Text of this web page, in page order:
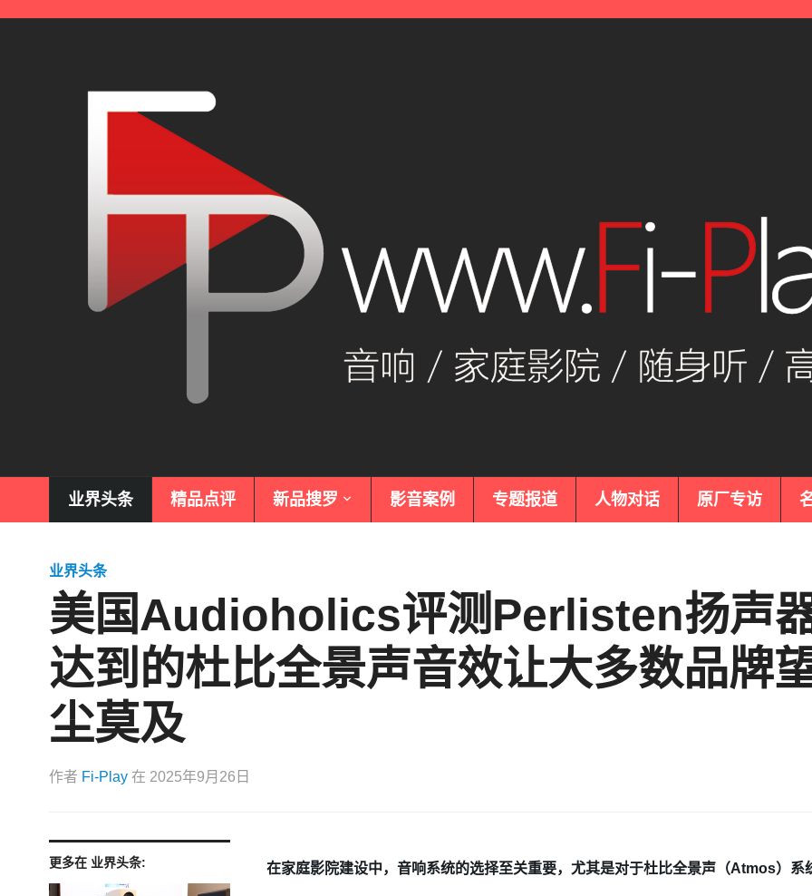
业界头条 精品点评 新品搜罗 影音案例 专题报道 人物对话 原厂专访
业界头条
美国Audioholics评测Perlisten扬声
达到的杜比全景声音效让大多数品牌
尘莫及
作者 Fi-Play 在 2025年9月26日
更多在 业界头条: 在家庭影院建设中，音响系统的选择至关重要，尤其是对于杜比全景声（Atmos）系